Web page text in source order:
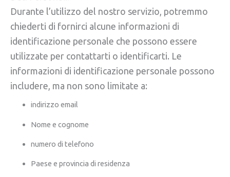
Durante l’utilizzo del nostro servizio, potremmo
chiederti di fornirci alcune informazioni di
identificazione personale che possono essere
utilizzate per contattarti o identificarti. Le
informazioni di identificazione personale possono
includere, ma non sono limitate a:
indirizzo email
Nome e cognome
numero di telefono
Paese e provincia di residenza